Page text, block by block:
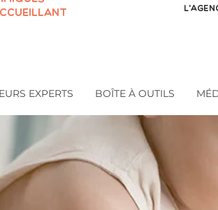
EXPERTS BOÎTE À OUTILS